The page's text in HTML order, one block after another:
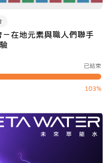
在地元素與職人們聯手
已結束
103%